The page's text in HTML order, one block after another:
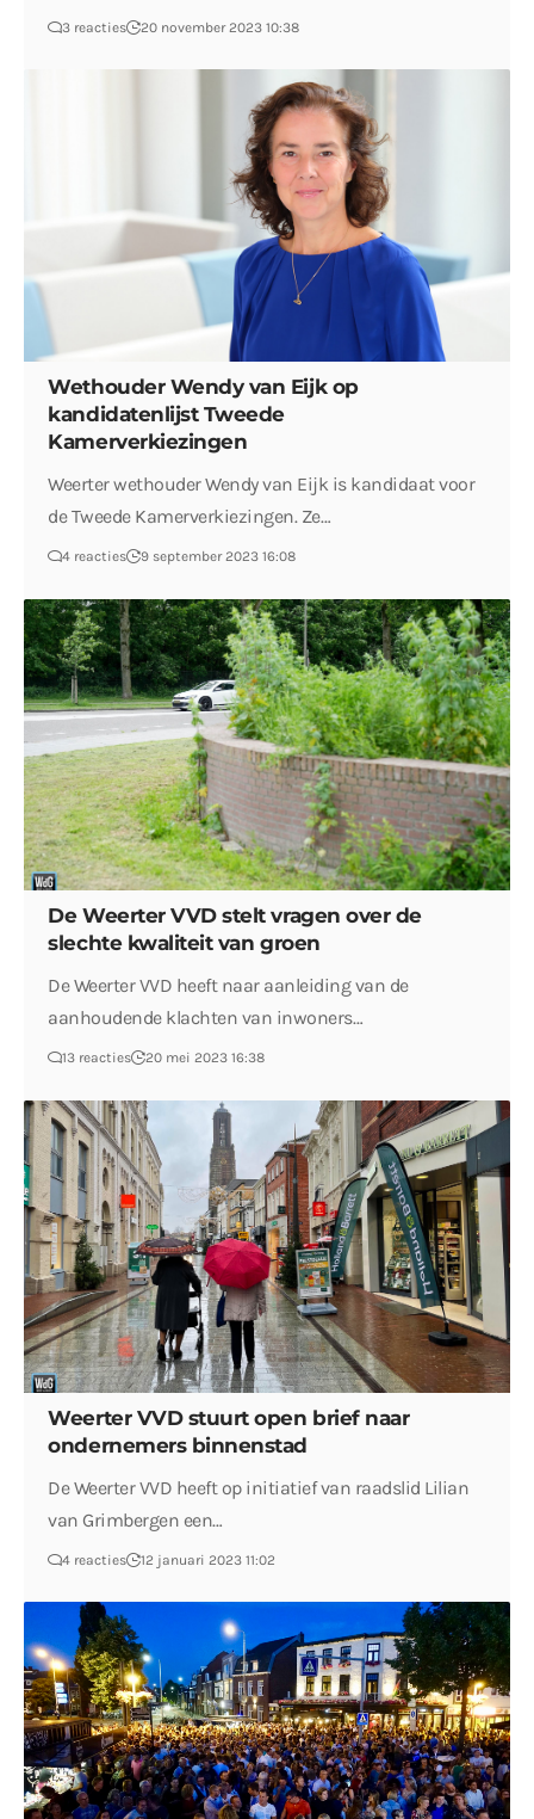
3 reacties 20 november 2023 10:38
Wethouder Wendy van Eijk op
kandidatenlijst Tweede
Kamerverkiezingen
Weerter wethouder Wendy van Eijk is kandidaat voor
de Tweede Kamerverkiezingen. Ze…
4 reacties 9 september 2023 16:08
De Weerter VVD stelt vragen over de
slechte kwaliteit van groen
De Weerter VVD heeft naar aanleiding van de
aanhoudende klachten van inwoners…
13 reacties 20 mei 2023 16:38
Weerter VVD stuurt open brief naar
ondernemers binnenstad
De Weerter VVD heeft op initiatief van raadslid Lilian
van Grimbergen een…
4 reacties 12 januari 2023 11:02